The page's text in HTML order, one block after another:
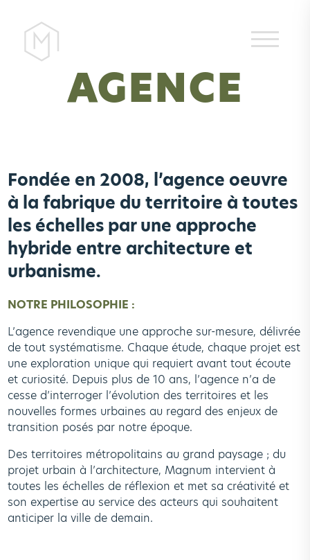
AGENCE
Fondée en 2008, l’agence oeuvre
à la fabrique du territoire à toutes
les échelles par une approche
hybride entre architecture et
urbanisme.
NOTRE PHILOSOPHIE :
L’agence revendique une approche sur-mesure, délivrée
de tout systématisme. Chaque étude, chaque projet est
une exploration unique qui requiert avant tout écoute
et curiosité. Depuis plus de 10 ans, l’agence n’a de
cesse d’interroger l’évolution des territoires et les
nouvelles formes urbaines au regard des enjeux de
transition posés par notre époque.
Des territoires métropolitains au grand paysage ; du
projet urbain à l’architecture, Magnum intervient à
toutes les échelles de réflexion et met sa créativité et
son expertise au service des acteurs qui souhaitent
anticiper la ville de demain.